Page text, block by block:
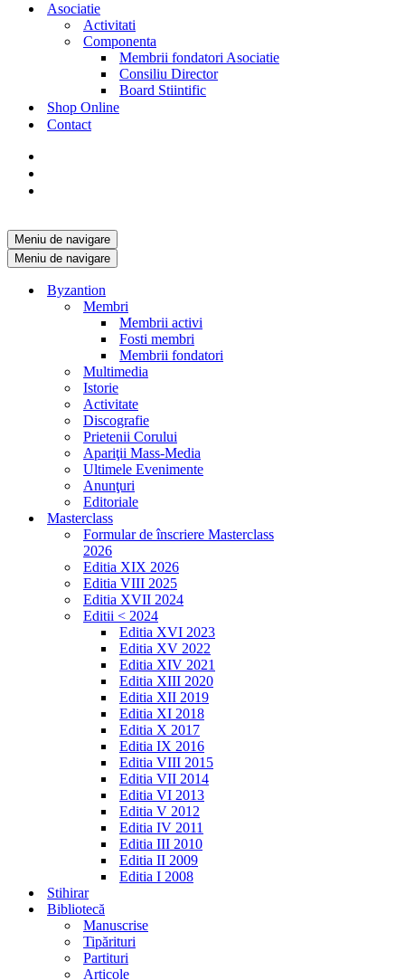
Asociatie
Activitati
Componenta
Membrii fondatori Asociatie
Consiliu Director
Board Stiintific
Shop Online
Contact
Meniu de navigare
Meniu de navigare
Byzantion
Membri
Membrii activi
Fosti membri
Membrii fondatori
Multimedia
Istorie
Activitate
Discografie
Prietenii Corului
Apariţii Mass-Media
Ultimele Evenimente
Anunţuri
Editoriale
Masterclass
Formular de înscriere Masterclass
2026
Editia XIX 2026
Editia VIII 2025
Editia XVII 2024
Editii < 2024
Editia XVI 2023
Editia XV 2022
Editia XIV 2021
Editia XIII 2020
Editia XII 2019
Editia XI 2018
Editia X 2017
Editia IX 2016
Editia VIII 2015
Editia VII 2014
Editia VI 2013
Editia V 2012
Editia IV 2011
Editia III 2010
Editia II 2009
Editia I 2008
Stihirar
Bibliotecă
Manuscrise
Tipărituri
Partituri
Articole